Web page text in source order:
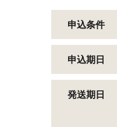
申込条件
申込期日
発送期日